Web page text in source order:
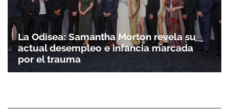
La Odisea: Samantha Morton revela su
actual desempleo e infancia marcada
por el trauma